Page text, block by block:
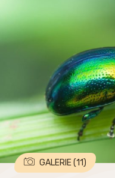
GALERIE (11)